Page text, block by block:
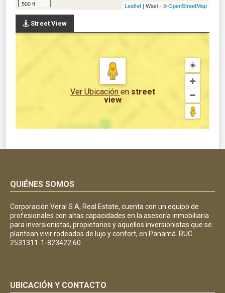
500 ft
Leaflet | Wasi - ©OpenStreetMap
Street View
Ver Ubicación en street
view
QUIÉNES SOMOS
Corporación Veral S A, Real Estate, cuenta con un equipo de
profesionales con altas capacidades en la asesoría inmobiliaria
para inversionistas, propietarios y aquellos inversionistas que se
plantean vivir rodeados de lujo y confort, en Panamá. RUC
2531311-1-823422 60
UBICACIÓN Y CONTACTO